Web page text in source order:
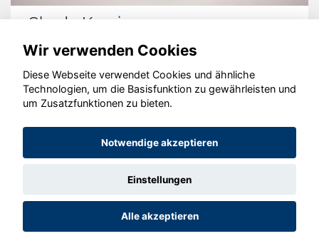
Skoda Kamiq
© konjunkturmotor.de GmbH 2020 - 2026
Wir verwenden Cookies
Diese Webseite verwendet Cookies und ähnliche
Technologien, um die Basisfunktion zu gewährleisten und
um Zusatzfunktionen zu bieten.
Notwendige akzeptieren
Einstellungen
Alle akzeptieren